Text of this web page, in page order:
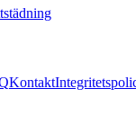
Kontakt